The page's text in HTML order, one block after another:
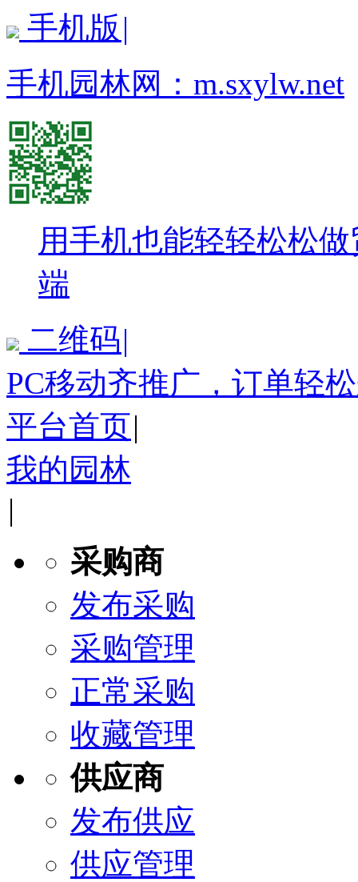
手机版 |
手机园林网： m.sxylw.net
用手机也能轻轻松松
端
二维码|
PC移动齐推广，订单轻
平台首页|
我的园林
|
采购商
发布采购
采购管理
正常采购
收藏管理
供应商
发布供应
供应管理